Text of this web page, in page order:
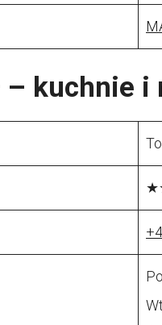
– kuchnie